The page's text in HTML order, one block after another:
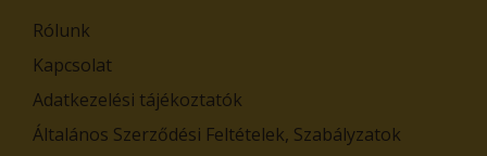
Rólunk
Kapcsolat
Adatkezelési tájékoztatók
Általános Szerződési Feltételek, Szabályzatok